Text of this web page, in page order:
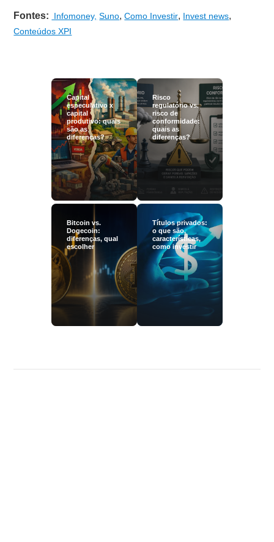
Fontes: Infomoney, Suno,Como Investir, Invest news,
Conteúdos XPI
Capital
especulativo x
capital
produtivo: quais
são as
diferenças?
Risco
regulatório vs.
risco de
conformidade:
quais as
diferenças?
Bitcoin vs.
Dogecoin:
diferenças, qual
escolher
Títulos privados:
o que são,
características,
como investir